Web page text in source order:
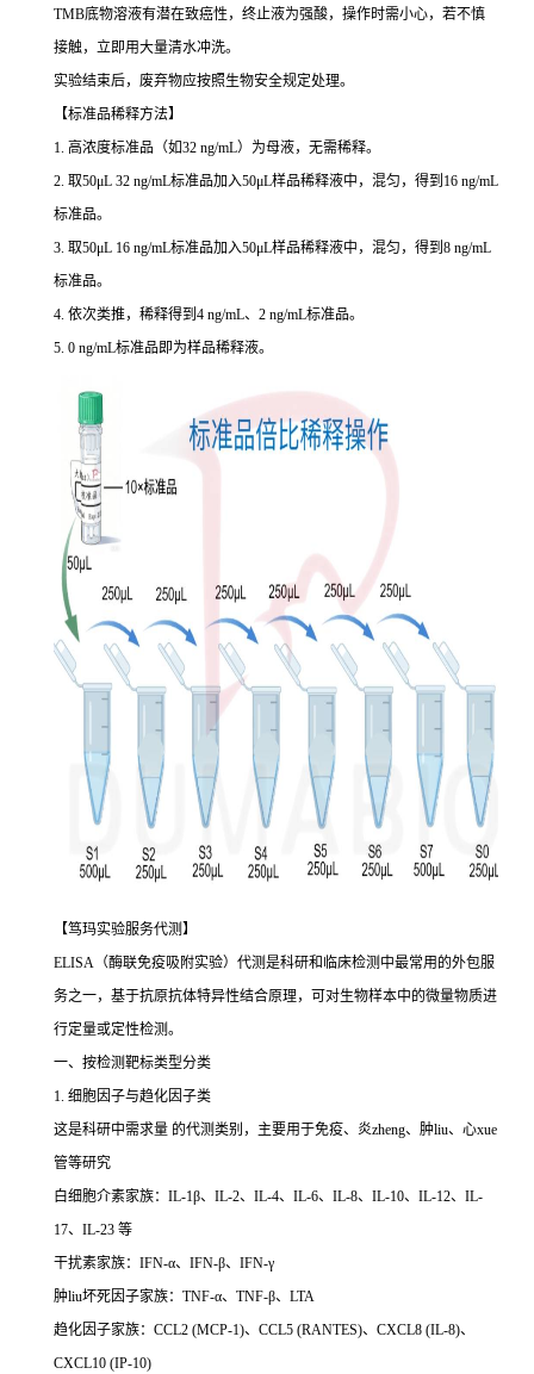
TMB底物溶液有潜在致癌性，终止液为强酸，操作时需小心，若不慎
接触，立即用大量清水冲洗。
实验结束后，废弃物应按照生物安全规定处理。
【标准品稀释方法】
1. 高浓度标准品（如32 ng/mL）为母液，无需稀释。
2. 取50μL 32 ng/mL标准品加入50μL样品稀释液中，混匀，得到16 ng/mL
标准品。
3. 取50μL 16 ng/mL标准品加入50μL样品稀释液中，混匀，得到8 ng/mL
标准品。
4. 依次类推，稀释得到4 ng/mL、2 ng/mL标准品。
5. 0 ng/mL标准品即为样品稀释液。
【笃玛实验服务代测】
ELISA（酶联免疫吸附实验）代测是科研和临床检测中最常用的外包服
务之一，基于抗原抗体特异性结合原理，可对生物样本中的微量物质进
行定量或定性检测。
一、按检测靶标类型分类
1. 细胞因子与趋化因子类
这是科研中需求量 的代测类别，主要用于免疫、炎zheng、肿liu、心xue
管等研究
白细胞介素家族：IL-1β、IL-2、IL-4、IL-6、IL-8、IL-10、IL-12、IL-
17、IL-23 等
干扰素家族：IFN-α、IFN-β、IFN-γ
肿liu坏死因子家族：TNF-α、TNF-β、LTA
趋化因子家族：CCL2 (MCP-1)、CCL5 (RANTES)、CXCL8 (IL-8)、
CXCL10 (IP-10)